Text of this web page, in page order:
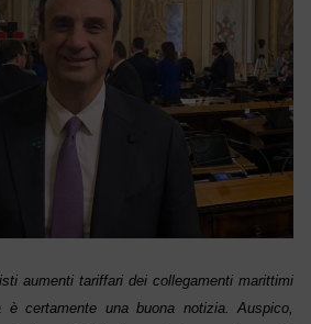
aumenti tariffari dei collegamenti marittimi
certamente una buona notizia. Auspico,